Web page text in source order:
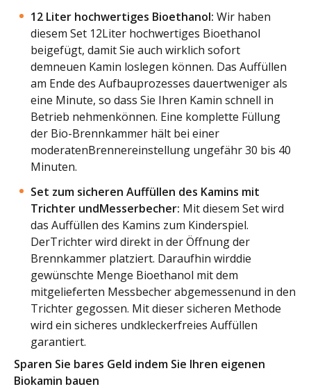
12 Liter hochwertiges Bioethanol: Wir haben
diesem Set 12Liter hochwertiges Bioethanol
beigefügt, damit Sie auch wirklich sofort
demneuen Kamin loslegen können. Das Auffüllen
am Ende des Aufbauprozesses dauertweniger als
eine Minute, so dass Sie Ihren Kamin schnell in
Betrieb nehmenkönnen. Eine komplette Füllung
der Bio-Brennkammer hält bei einer
moderatenBrennereinstellung ungefähr 30 bis 40
Minuten.
Set zum sicheren Auffüllen des Kamins mit
Trichter undMesserbecher: Mit diesem Set wird
das Auffüllen des Kamins zum Kinderspiel.
DerTrichter wird direkt in der Öffnung der
Brennkammer platziert. Daraufhin wirddie
gewünschte Menge Bioethanol mit dem
mitgelieferten Messbecher abgemessenund in den
Trichter gegossen. Mit dieser sicheren Methode
wird ein sicheres undkleckerfreies Auffüllen
garantiert.
Sparen Sie bares Geld indem Sie Ihren eigenen
Biokamin bauen